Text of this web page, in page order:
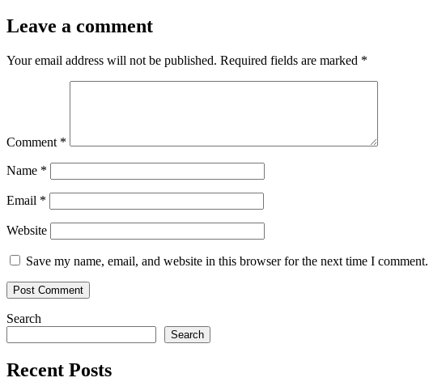
Leave a comment
Your email address will not be published. Required fields are marked *
Comment *
Name *
Email *
Website
Save my name, email, and website in this browser for the next time I comment.
Search
Search
Recent Posts